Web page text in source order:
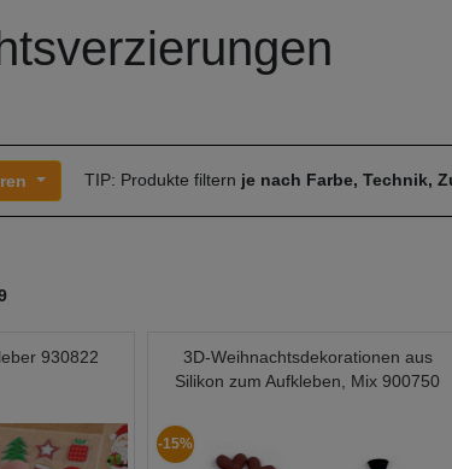
TIP: Produkte filtern je nach Farbe, Technik,
930822
3D-Weihnachtsdekorationen aus
Silikon zum Aufkleben, Mix 900750
-15%